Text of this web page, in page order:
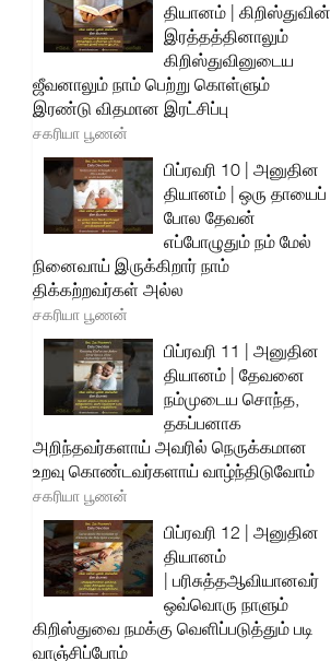
தியானம் | கிறிஸ்துவின்
இரத்தத்தினாலும்
கிறிஸ்துவினுடைய
ஜீவனாலும் நாம் பெற்று கொள்ளும்
இரண்டு விதமான இரட்சிப்பு
சகரியா பூணன்
பிப்ரவரி 10 | அனுதின
தியானம் | ஒரு தாயைப்
போல தேவன்
எப்போழுதும் நம் மேல்
நினைவாய் இருக்கிறார் நாம்
திக்கற்றவர்கள் அல்ல
சகரியா பூணன்
பிப்ரவரி 11 | அனுதின
தியானம் | தேவனை
நம்முடைய சொந்த,
தகப்பனாக
அறிந்தவர்களாய் அவரில் நெருக்கமான
உறவு கொண்டவர்களாய் வாழ்ந்திடுவோம்
சகரியா பூணன்
பிப்ரவரி 12 | அனுதின
தியானம்
| பரிசுத்தஆவியானவர்
ஒவ்வொரு நாளும்
கிறிஸ்துவை நமக்கு வெளிப்படுத்தும் படி
வாஞ்சிப்போம்